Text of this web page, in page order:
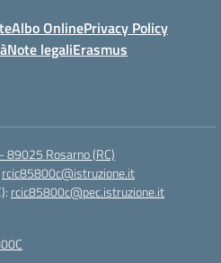
Albo OnlinePrivacy Policy
Note legaliErasmus
89025 Rosarno (RC)
rcic85800c@istruzione.it
rcic85800c@pec.istruzione.it